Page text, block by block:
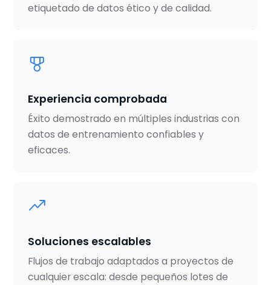
etiquetado de datos ético y de calidad.
Experiencia comprobada
Éxito demostrado en múltiples industrias con
datos de entrenamiento confiables y
eficaces.
Soluciones escalables
Flujos de trabajo adaptados a proyectos de
cualquier escala: desde pequeños lotes de